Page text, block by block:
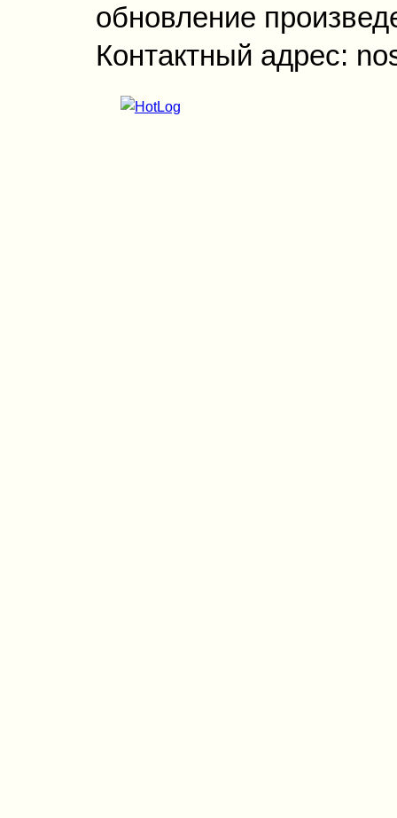
обновление
Контактный адрес: